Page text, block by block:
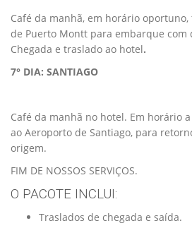
Café da manhã, em horário
de Puerto Montt para embarque com
Chegada e traslado ao hotel.
7° DIA: SANTIAGO
Café da manhã no hotel. Em horário
ao Aeroporto de Santiago, para
origem.
FIM DE NOSSOS SERVIÇOS.
O PACOTE INCLUI:
Traslados de chegada e saída.